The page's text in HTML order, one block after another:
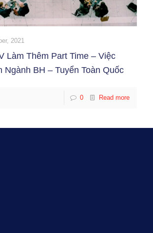
2021
Làm Thêm Part Time – Việc
Ngành BH – Tuyển Toàn Quốc
0 Read more